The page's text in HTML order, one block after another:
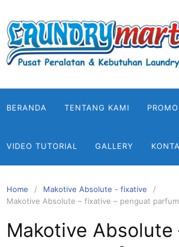
BERANDA TENTANG KAMI
VIDEO TUTORIAL GALLERY
Home
Makotive Absolute - fixative
Makotive Absolute – fixative – penguat
Makotive Absolute